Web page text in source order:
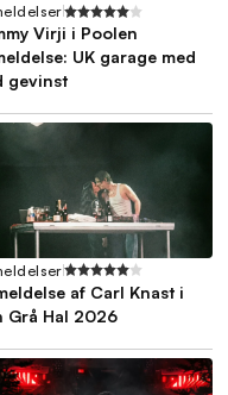
Virji i Poolen
UK garage med
gevinst
af Carl Knast i
Grå Hal 2026